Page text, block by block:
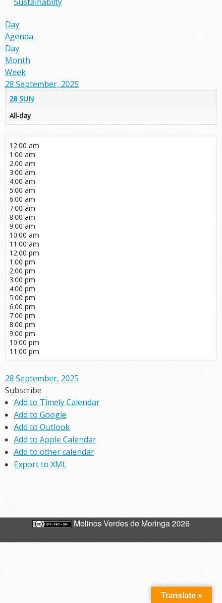
Day
Agenda
Day
Month
Week
28 September, 2025
28 SUN
All-day
12:00 am
1:00 am
2:00 am
3:00 am
4:00 am
5:00 am
6:00 am
7:00 am
8:00 am
9:00 am
10:00 am
11:00 am
12:00 pm
1:00 pm
2:00 pm
3:00 pm
4:00 pm
5:00 pm
6:00 pm
7:00 pm
8:00 pm
9:00 pm
10:00 pm
11:00 pm
28 September, 2025
Subscribe
Add to Timely Calendar
Add to Google
Add to Outlook
Add to Apple Calendar
Add to other calendar
Export to XML
Molinos Verdes de Moringa 2026
Translate »